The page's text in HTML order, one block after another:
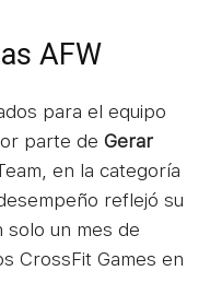
AFW
para el equipo
parte de Gerar
en la categoría
reflejó su
solo un mes de
CrossFit Games en